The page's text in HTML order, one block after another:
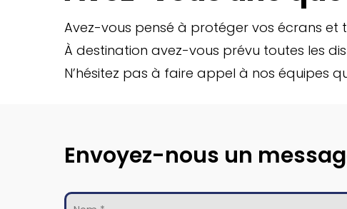
Avez-vous pensé à protéger vos écrans et
À destination avez-vous prévu toutes les
N’hésitez pas à faire appel à nos équipes
Envoyez-nous un